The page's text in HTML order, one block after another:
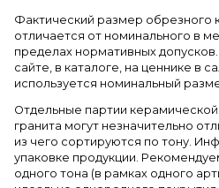
Фактический размер обрезного
отличается от номинального в
пределах нормативных
сайте, в каталоге, на ценнике в
используется номинальный
Отдельные партии
гранита могут незначительно
из чего сортируются по тону.
упаковке продукции.
одного тона (в рамках одного